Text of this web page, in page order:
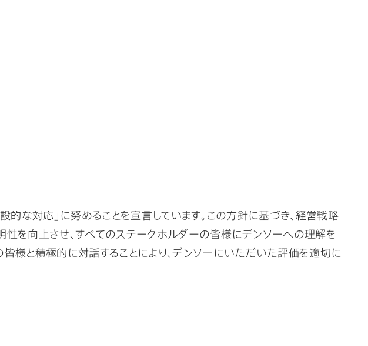
的な対応」に努めることを宣言しています。この方針に基づき、経営戦略
を向上させ、すべてのステークホルダーの皆様にデンソーへの理解を
様と積極的に対話することにより、デンソーにいただいた評価を適切に